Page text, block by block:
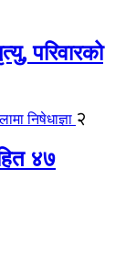
परिवारको
२
४७